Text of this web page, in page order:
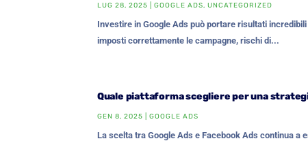
LUG 28, 2025 GOOGLE ADS, UNCATEGORIZED
Investire in Google Ads può portare risultati
imposti correttamente le campagne, rischi di...
Quale piattaforma scegliere per una
GEN 8, 2025 GOOGLE ADS
La scelta tra Google Ads e Facebook Ads continua a